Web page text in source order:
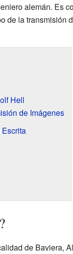
alemán. Es
de la transmisión
Hell
de Imágenes
de Baviera,